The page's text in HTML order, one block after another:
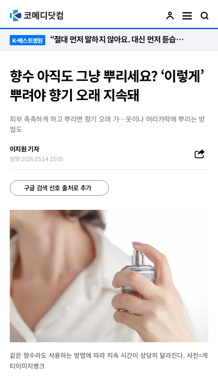
K-베스트병원 “절대 먼저 말하지 않아요. 대신 먼저 듣습니다”
향수 아직도 그냥 뿌리세요? ‘이렇게’
뿌려야 향기 오래 지속돼
피부 촉촉하게 하고 뿌리면 향기 오래 가…옷이나 머리카락에 뿌리는 방
법도
이지원 기자
발행 2026.05.14 23:05
구글 검색 선호 출처로 추가
같은 향수라도 사용하는 방법에 따라 지속 시간이 상당히 달라진다. 사진=게
티이미지뱅크